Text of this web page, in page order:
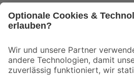
Der toom Newsletter: Keine Angebote und
Zur Newsletter Anmeldung